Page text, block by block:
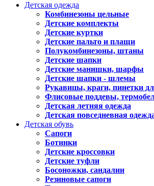
Детская одежда
Комбинезоны цельные
Детские комплекты
Детские куртки
Детские пальто и плащи
Полукомбинезоны, штаны
Детские шапки
Детские манишки, шарфы
Детские шапки - шлемы
Рукавицы, краги, пинетки
Флисовые поддевы,
Детская летняя одежда
Детская повседневная
Детская обувь
Сапоги
Ботинки
Детские кроссовки
Детские туфли
Босоножки, сандалии
Резиновые сапоги